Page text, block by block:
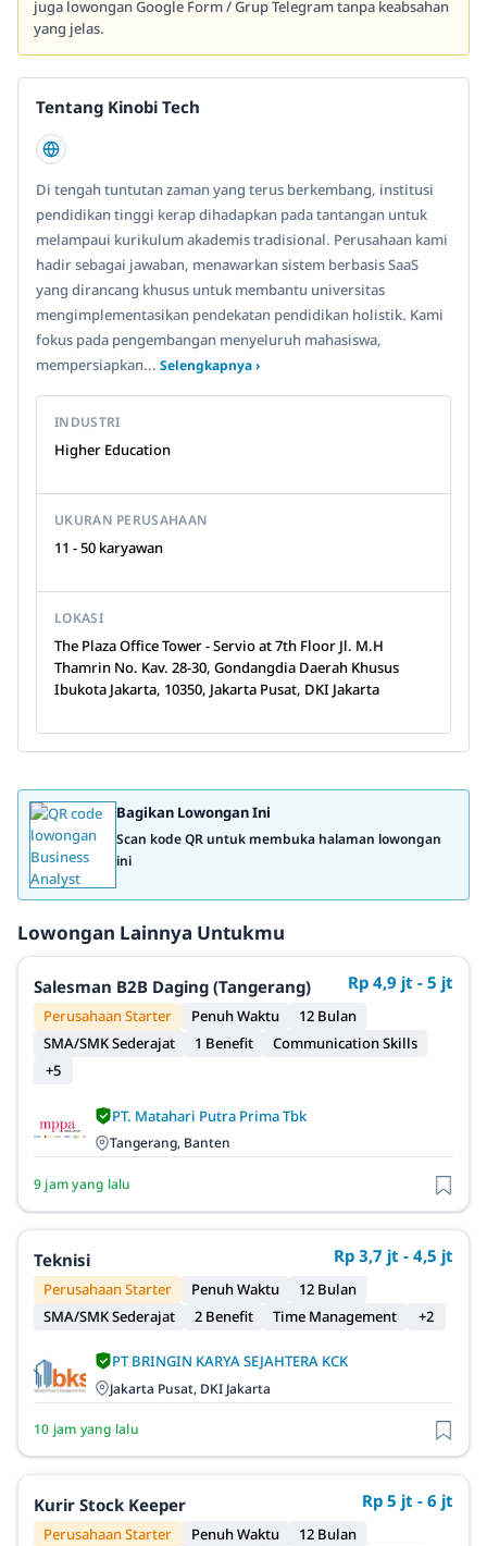
juga lowongan Google Form / Grup Telegram tanpa keabsahan
yang jelas.
Tentang Kinobi Tech
Di tengah tuntutan zaman yang terus berkembang, institusi
pendidikan tinggi kerap dihadapkan pada tantangan untuk
melampaui kurikulum akademis tradisional. Perusahaan kami
hadir sebagai jawaban, menawarkan sistem berbasis SaaS
yang dirancang khusus untuk membantu universitas
mengimplementasikan pendekatan pendidikan holistik. Kami
fokus pada pengembangan menyeluruh mahasiswa,
mempersiapkan... Selengkapnya ›
INDUSTRI
Higher Education
UKURAN PERUSAHAAN
11 - 50 karyawan
LOKASI
The Plaza Office Tower - Servio at 7th Floor Jl. M.H
Thamrin No. Kav. 28-30, Gondangdia Daerah Khusus
Ibukota Jakarta, 10350, Jakarta Pusat, DKI Jakarta
Bagikan Lowongan Ini
Scan kode QR untuk membuka halaman lowongan
ini
Lowongan Lainnya Untukmu
Salesman B2B Daging (Tangerang) Rp 4,9 jt - 5 jt
Perusahaan Starter Penuh Waktu
12 Bulan
SMA/SMK Sederajat
1 Benefit
Communication Skills
+5
PT. Matahari Putra Prima Tbk
Tangerang, Banten
9 jam yang lalu
Teknisi Rp 3,7 jt - 4,5 jt
Perusahaan Starter Penuh Waktu
12 Bulan
SMA/SMK Sederajat
2 Benefit Time Management +2
PT BRINGIN KARYA SEJAHTERA KCK
Jakarta Pusat, DKI Jakarta
10 jam yang lalu
Kurir Stock Keeper Rp 5 jt - 6 jt
Perusahaan Starter Penuh Waktu
12 Bulan